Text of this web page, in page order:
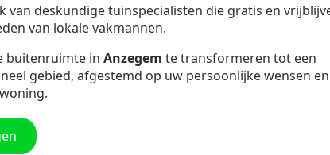
van deskundige tuinspecialisten die gratis en
van lokale vakmannen.
buitenruimte in Anzegem te transformeren tot een
gebied, afgestemd op uw persoonlijke wensen